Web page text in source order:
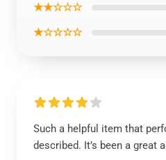
★★☆☆☆
★☆☆☆☆
Such a helpful item that
described. It’s been a great